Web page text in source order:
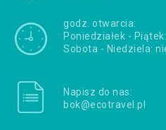
godz. otwarcia:
Poniedziałek -
Sobota - Niedziela:
Napisz do nas:
bok@ecotravel.pl